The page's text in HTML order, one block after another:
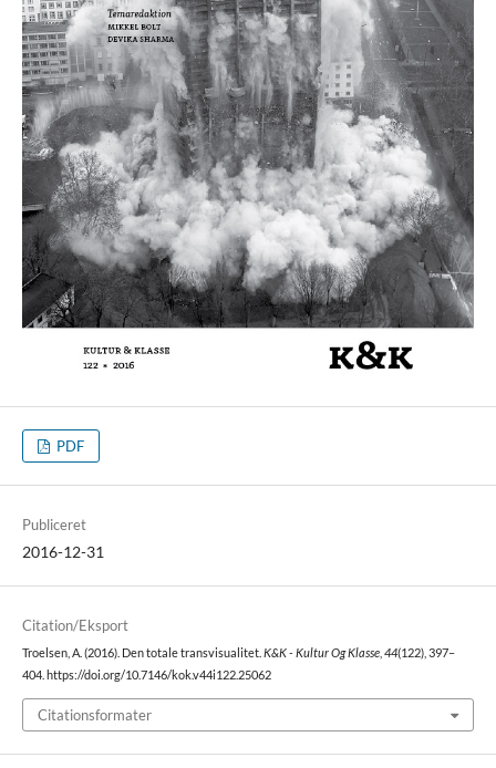
PDF
Publiceret
2016-12-31
Citation/Eksport
Troelsen, A. (2016). Den totale transvisualitet. K&K - Kultur Og Klasse, 44(122), 397–
404. https://doi.org/10.7146/kok.v44i122.25062
Citationsformater